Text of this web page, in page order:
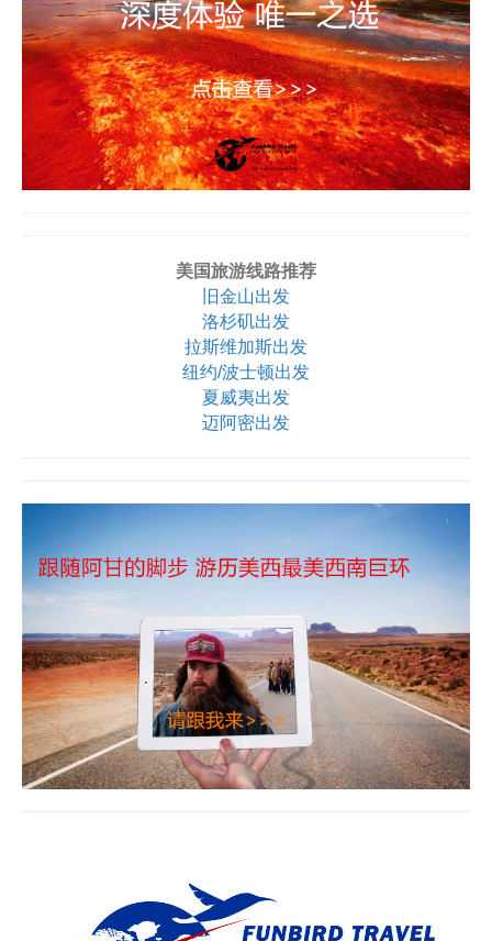
美国旅游线路推荐
旧金山出发
洛杉矶出发
拉斯维加斯出发
纽约/波士顿出发
夏威夷出发
迈阿密出发